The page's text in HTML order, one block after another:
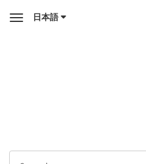
Toggle日本語